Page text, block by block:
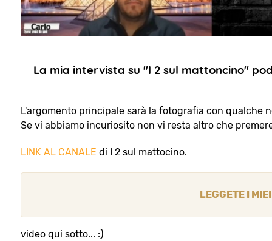
La mia intervista su "I 2 sul mattoncino"
L'argomento principale sarà la fotografia con qualche
Se vi abbiamo incuriosito non vi resta altro che
LINK AL CANALE di I 2 sul mattocino.
LEGGETE I
video qui sotto... :)